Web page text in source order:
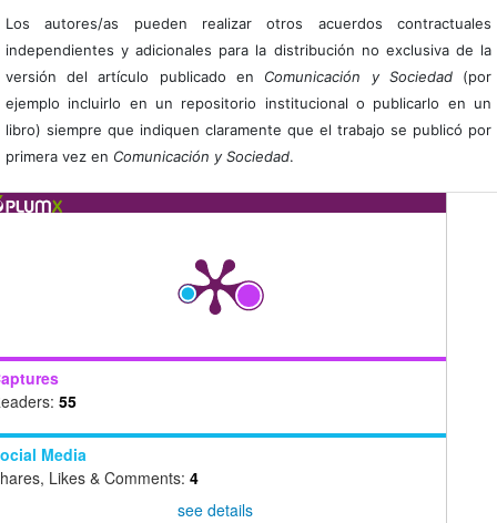
Los autores/as pueden realizar otros acuerdos contractuales
independientes y adicionales para la distribución no exclusiva de la
versión del artículo publicado en Comunicación y Sociedad(por
ejemplo incluirlo en un repositorio institucional o publicarlo en un
libro) siempre que indiquen claramente que el trabajo se publicó por
primera vez en Comunicación y Sociedad.
55
Media
Likes & Comments: 4
see details